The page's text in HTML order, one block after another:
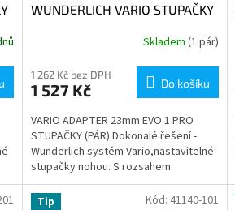
WUNDERLICH VARIO STUPAČKY
Skladem(1 pár)
1 262 Kč bez DPH
1 527 Kč Do košíku
VARIO ADAPTER 23mm EVO 1 PRO
STUPAČKY (PÁR) Dokonalé řešení -
Wunderlich systém Vario,nastavitelné
stupačky nohou. S rozsahem
nastavení o průměru až 100 mm není
nic...
Tip Kód: 41140-101